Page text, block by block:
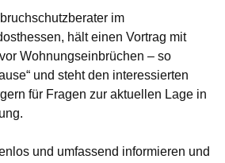
im
hält einen Vortrag mit
Wohnungseinbrüchen – so
“ und steht den interessierten
für Fragen zur aktuellen Lage in
und umfassend informieren und